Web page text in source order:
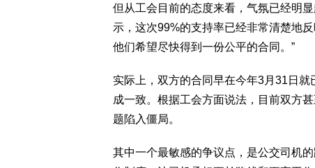
但从工会目前的态度来看，气氛已经明
示，这次99%的支持率已经非常清楚地
他们希望尽快得到一份公平的合同。”
实际上，双方的合同早在今年3月31日
成一致。根据工会方面说法，目前双方
题陷入僵局。
其中一个最敏感的争议点，是公交司机